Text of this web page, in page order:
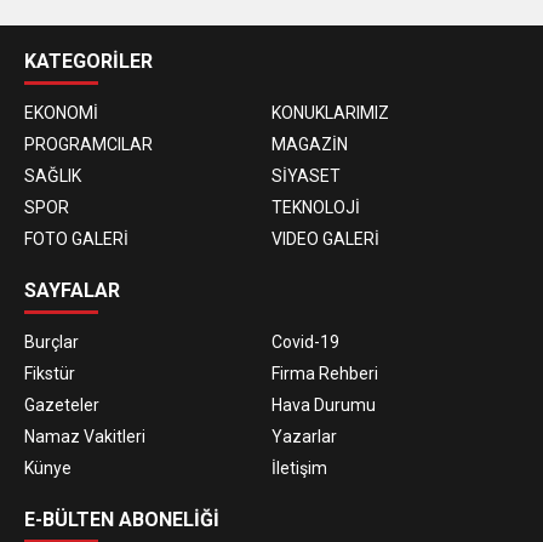
KATEGORİLER
EKONOMİ
KONUKLARIMIZ
PROGRAMCILAR
MAGAZİN
SAĞLIK
SİYASET
SPOR
TEKNOLOJİ
FOTO GALERİ
VIDEO GALERİ
SAYFALAR
Burçlar
Covid-19
Fikstür
Firma Rehberi
Gazeteler
Hava Durumu
Namaz Vakitleri
Yazarlar
Künye
İletişim
E-BÜLTEN ABONELİĞİ